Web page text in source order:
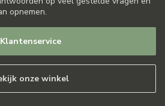
opnemen.
Klantenservice
onze winkel